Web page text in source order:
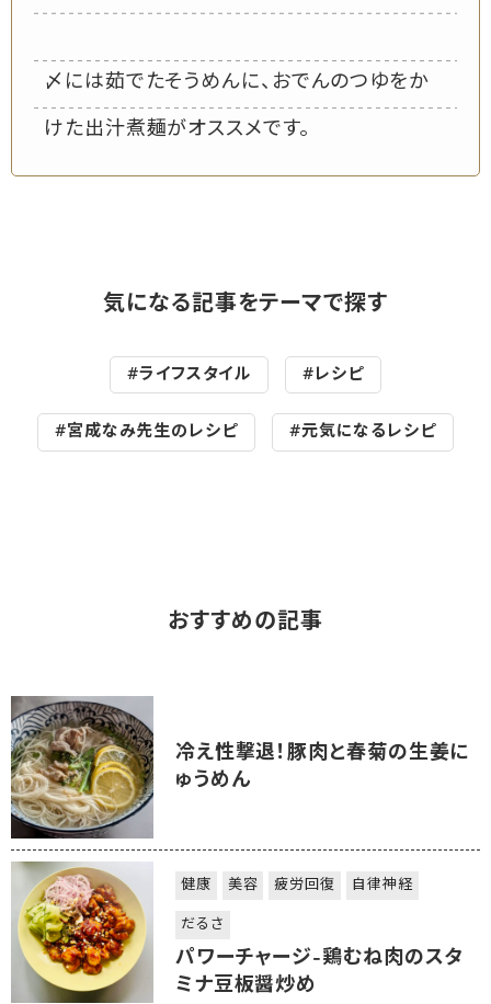
〆には茹でたそうめんに、おでんのつゆをか
けた出汁煮麺がオススメです。
気になる記事をテーマで探す
#ライフスタイル #レシピ
#宮成なみ先生のレシピ #元気になるレシピ
おすすめの記事
冷え性撃退！豚肉と春菊の生姜に
ゅうめん
健康 美容 疲労回復 自律神経
だるさ
パワーチャージ-鶏むね肉のスタ
ミナ豆板醤炒め